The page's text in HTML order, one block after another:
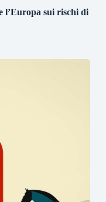
l’Europa sui rischi di